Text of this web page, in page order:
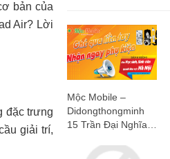
bản của
Air? Lời
đặc trưng
giải trí,
Mộc Mobile –
Didongthongminh
15 Trần Đại Nghĩa:
Nhận Ngay Phụ